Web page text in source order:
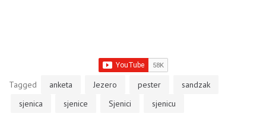
Tagged anketa Jezero pester
sandzak
sjenica
sjenice Sjenici sjenicu